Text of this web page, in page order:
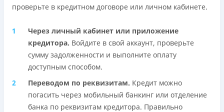
проверьте в кредитном договоре или личном кабинете.
Через личный кабинет или приложение
кредитора. Войдите в свой аккаунт, проверьте
сумму задолженности и выполните оплату
доступным способом.
Переводом по реквизитам. Кредит можно
погасить через мобильный банкинг или отделение
банка по реквизитам кредитора. Правильно